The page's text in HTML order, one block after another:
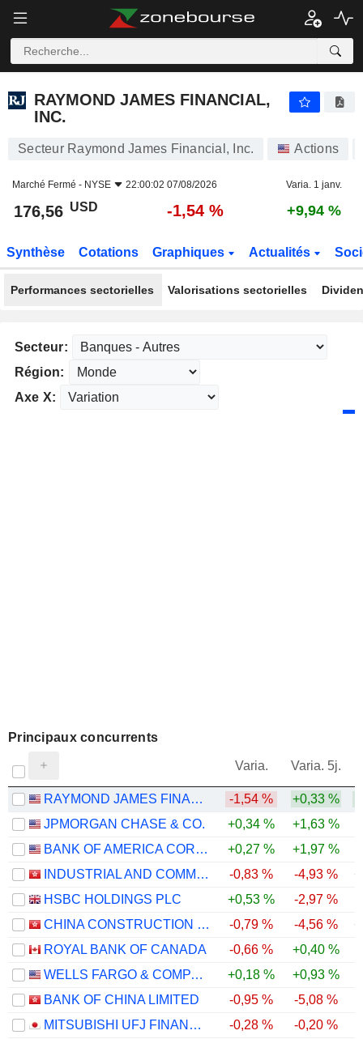
RAYMOND JAMES FINANCIAL,
INC.
Secteur Raymond James Financial, Inc. Actions
Marché Fermé - NYSE 22:00:02 07/08/2026 Varia. 1 janv.
176,56 USD -1,54 % +9,94 %
Synthèse Cotations Graphiques Actualités
Performances sectorielles Valorisations sectorielles
Secteur:
Région:
Axe X:
Principaux concurrents
Varia. Varia. 5j.
RAYMOND JAMES FINANCIAL, INC.
-1,54 % +0,33 %
JPMORGAN CHASE & CO.
+0,34 % +1,63 %
BANK OF AMERICA CORPORATION
+0,27 % +1,97 %
INDUSTRIAL AND COMMERCIAL BANK OF CHINA LIMITED
-0,83 % -4,93 %
HSBC HOLDINGS PLC
+0,53 % -2,97 %
CHINA CONSTRUCTION BANK CORPORATION
-0,79 % -4,56 %
ROYAL BANK OF CANADA
-0,66 % +0,40 %
WELLS FARGO & COMPANY
+0,18 % +0,93 %
BANK OF CHINA LIMITED
-0,95 % -5,08 %
MITSUBISHI UFJ FINANCIAL GROUP, INC.
-0,28 % -0,20 %